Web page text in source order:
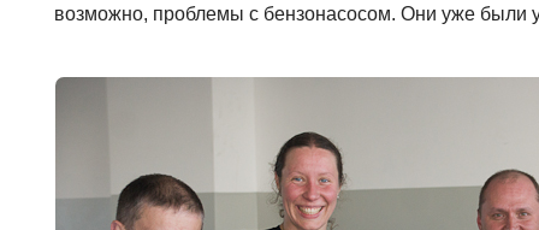
возможно, проблемы с бензонасосом. Они уже были